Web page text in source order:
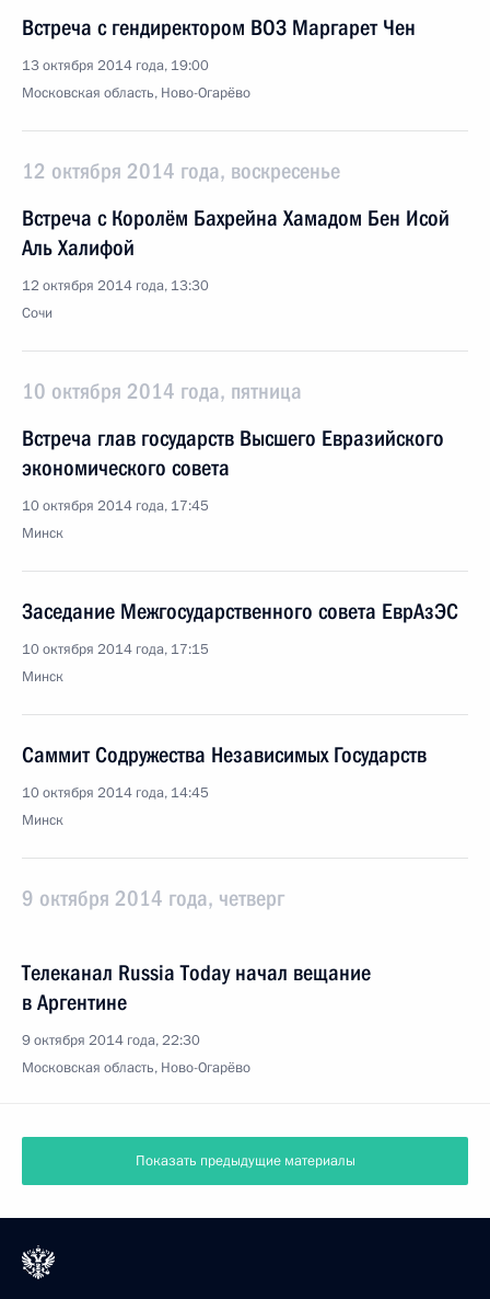
Встреча с гендиректором ВОЗ Маргарет Чен
13 октября 2014 года, 19:00
Московская область, Ново-Огарёво
12 октября 2014 года, воскресенье
Встреча с Королём Бахрейна Хамадом Бен Исой
Аль Халифой
12 октября 2014 года, 13:30
Сочи
10 октября 2014 года, пятница
Встреча глав государств Высшего Евразийского
экономического совета
10 октября 2014 года, 17:45
Минск
Заседание Межгосударственного совета ЕврАзЭС
10 октября 2014 года, 17:15
Минск
Саммит Содружества Независимых Государств
10 октября 2014 года, 14:45
Минск
9 октября 2014 года, четверг
Телеканал Russia Today начал вещание
в Аргентине
9 октября 2014 года, 22:30
Московская область, Ново-Огарёво
Показать предыдущие материалы